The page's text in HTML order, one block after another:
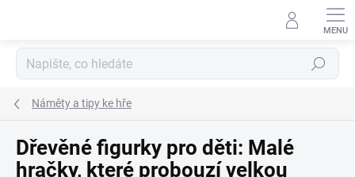
Hledat
Náměty a tipy ke hře
Dřevěné figurky pro děti: Malé
hračky, které probouzí velkou